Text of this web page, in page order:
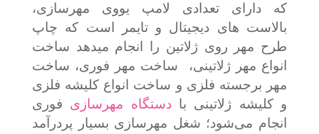
که دارای تعدادی لامپ یووی مهرسازی،
بالاست های دیجیتال و تایمر است که چاپ
طرح مهر روی ژلاتین را انجام میدهد ساخت
انواع مهر ژلاتینی، ساخت مهر فوری، ساخت
مهر برجسته فلزی و ساخت انواع کلیشه فلزی
و کلیشه ژلاتینی بادستگاه مهرسازی فوری
انجام می‌شود؛ شغل مهرسازی بسیار پردرآمد